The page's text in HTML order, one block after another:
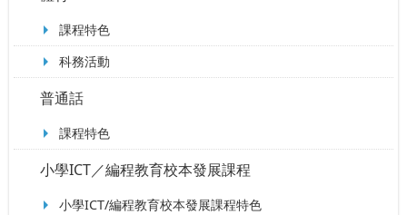
課程特色
科務活動
普通話
課程特色
小學ICT／編程教育校本發展課程
小學ICT/編程教育校本發展課程特色